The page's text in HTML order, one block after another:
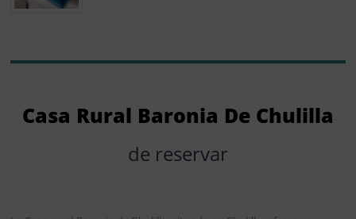
Casa Rural Baronia De Chulilla
de reservar